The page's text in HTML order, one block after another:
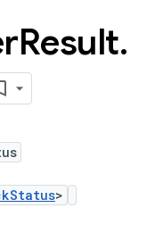
Result.
>